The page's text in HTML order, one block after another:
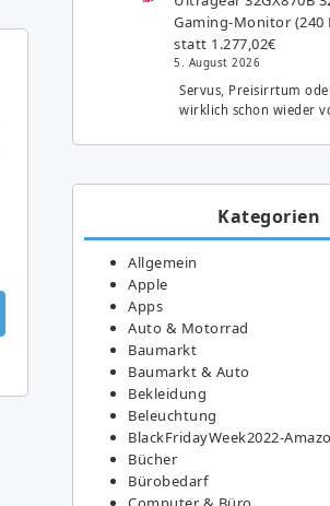
Gaming-Monitor (240
statt 1.277,02€
5. August 2026
Servus, Preisirrtum
wirklich schon wieder
Kategorien
Allgemein
Apple
Apps
Auto & Motorrad
Baumarkt
Baumarkt & Auto
Bekleidung
Beleuchtung
BlackFridayWeek2022-
Bücher
Bürobedarf